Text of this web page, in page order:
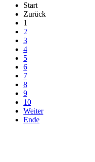
Start
Zurück
1
2
3
4
5
6
7
8
9
10
Weiter
Ende